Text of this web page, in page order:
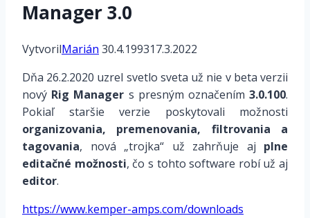
Manager 3.0
VytvorilMarián 30.4.199317.3.2022
Dňa 26.2.2020 uzrel svetlo sveta už nie v beta verzii
nový Rig Manager s presným označením3.0.100.
Pokiaľ staršie verzie poskytovali možnosti
organizovania, premenovania, filtrovania a
tagovania, nová „trojka“ už zahrňuje aj plne
editačné možnosti, čo s tohto software robí už aj
editor.
https://www.kemper-amps.com/downloads